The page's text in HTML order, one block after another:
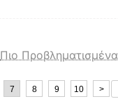
Πιο Προβληματισμένα
7 8 9 10 >